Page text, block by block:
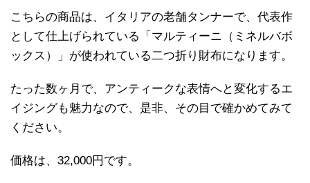
こちらの商品は、イタリアの老舗タンナーで、代表作
として仕上げられている「マルティーニ（ミネルバボ
ックス）」が使われている二つ折り財布になります。
たった数ヶ月で、アンティークな表情へと変化するエ
イジングも魅力なので、是非、その目で確かめてみて
ください。
価格は、32,000円です。